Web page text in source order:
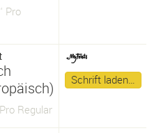
Pro
Regular
Schrift laden…